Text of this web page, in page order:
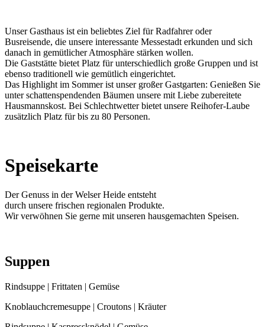
Unser Gasthaus ist ein beliebtes Ziel für Radfahrer oder
Busreisende, die unsere interessante Messestadt erkunden und sich
danach in gemütlicher Atmosphäre stärken wollen.
Die Gaststätte bietet Platz für unterschiedlich große Gruppen und ist
ebenso traditionell wie gemütlich eingerichtet.
Das Highlight im Sommer ist unser großer Gastgarten: Genießen Sie
unter schattenspendenden Bäumen unsere mit Liebe zubereitete
Hausmannskost. Bei Schlechtwetter bietet unsere Reihofer-Laube
zusätzlich Platz für bis zu 80 Personen.
Speisekarte
Der Genuss in der Welser Heide entsteht
durch unsere frischen regionalen Produkte.
Wir verwöhnen Sie gerne mit unseren hausgemachten Speisen.
Suppen
Rindsuppe | Frittaten | Gemüse
Knoblauchcremesuppe | Croutons | Kräuter